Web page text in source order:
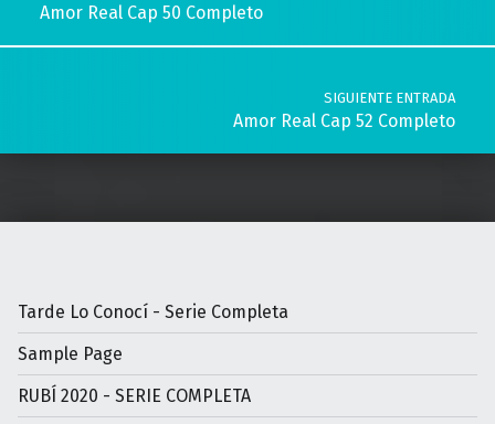
Amor Real Cap 50 Completo
SIGUIENTE ENTRADA
Amor Real Cap 52 Completo
Tarde Lo Conocí - Serie Completa
Sample Page
RUBÍ 2020 - SERIE COMPLETA